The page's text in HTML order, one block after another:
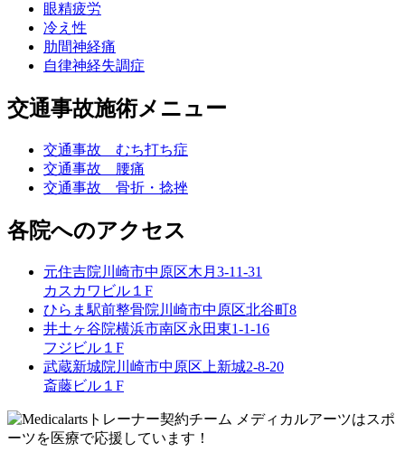
眼精疲労
冷え性
肋間神経痛
自律神経失調症
交通事故施術メニュー
交通事故 むち打ち症
交通事故 腰痛
交通事故 骨折・捻挫
各院へのアクセス
元住吉院 川崎市中原区木月3-11-31
カスカワビル１F
ひらま駅前整骨院 川崎市中原区北谷町8
井土ヶ谷院横浜市南区永田東1-1-16
フジビル１F
武蔵新城院 川崎市中原区上新城2-8-20
斎藤ビル１F